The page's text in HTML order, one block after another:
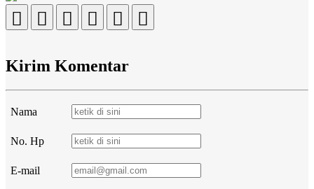
Kirim Komentar
Nama
No. Hp
E-mail